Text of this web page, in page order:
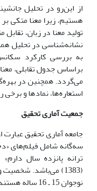
از این‌رو در تحلیل
هستیم، زیرا معنا متکی
تولید معنا در زبان،
نشانه‌شناسی در تحلیل
به بررسی کارکرد
براساس جدول تقابلی،
می‌گردد. همچنین در
استعاره‌ها، نمادها و
جمعیت آماری تحقیق
جامعه آماری تحقیق
(1383) می‌باشد.
نوجوان 15 ـ 16 ساله هستند.